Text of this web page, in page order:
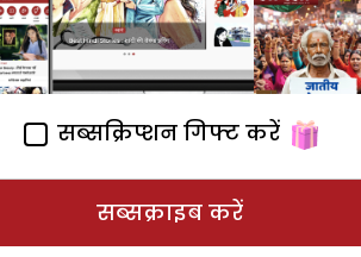
सब्सक्रिप्शन गिफ्ट करें
सब्सक्राइब करें